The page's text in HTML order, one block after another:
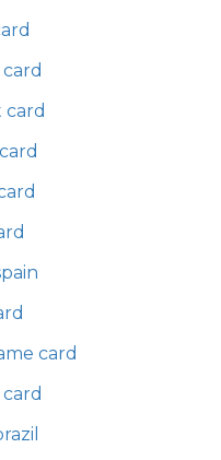
card
card